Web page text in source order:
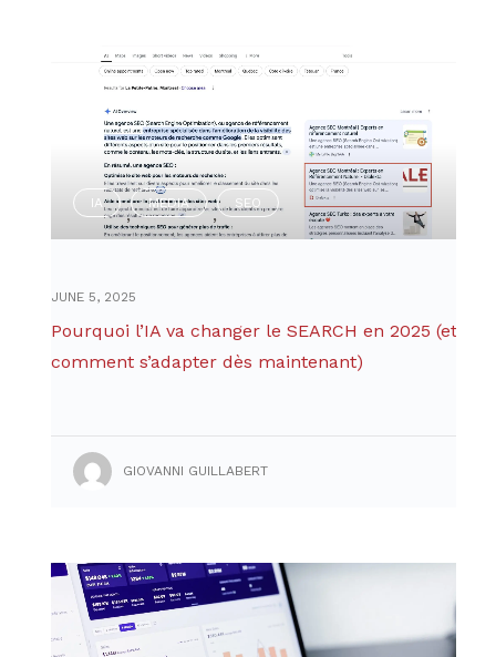
IA
,
MEDIA
,
SEO
JUNE 5, 2025
Pourquoi l’IA va changer le SEARCH en 2025 (et
comment s’adapter dès maintenant)
GIOVANNI GUILLABERT